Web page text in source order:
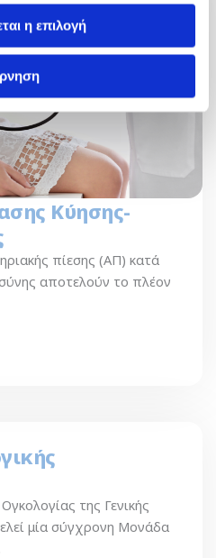
η επιλογή
Κύησης-
πίεσης (ΑΠ) κατά
αποτελούν το πλέον
της Γενικής
μία σύγχρονη Μονάδα